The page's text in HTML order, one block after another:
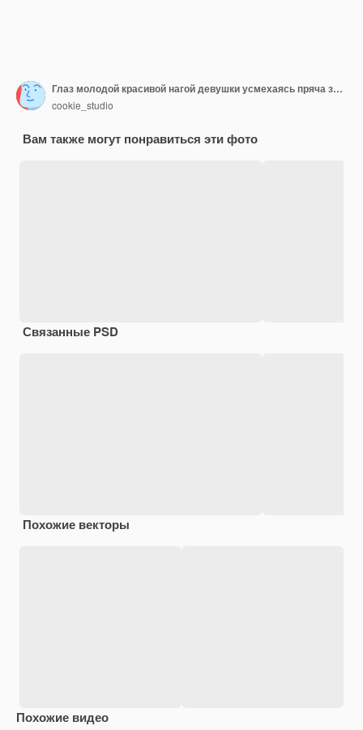
Глаз молодой красивой нагой девушки усмехаясь пряча за ломтиком огурца над белой предпосылкой. Концепция спа и косметологии.
cookie_studio
Вам также могут понравиться эти фото
Связанные PSD
Похожие векторы
Похожие видео